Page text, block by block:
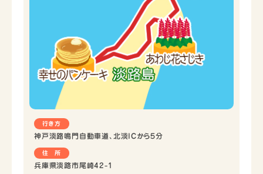
行き方
神戸淡路鳴門自動車道、北淡ICから５分
住 所
兵庫県淡路市尾崎42-1